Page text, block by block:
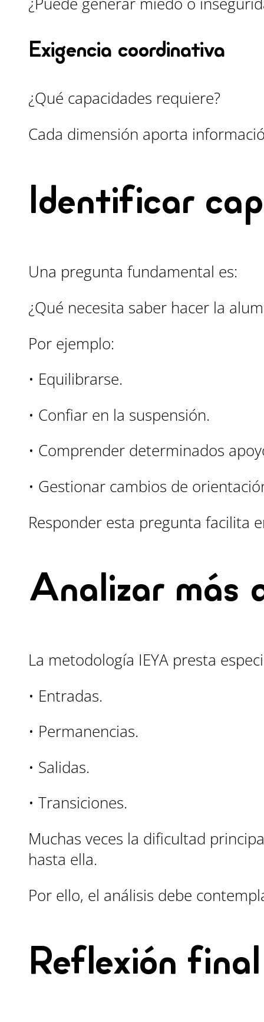
Exigencia coordinativa
¿Qué capacidades requiere?
Cada dimensión aporta
Identificar
Una pregunta fundamental es:
¿Qué necesita saber hacer la
Por ejemplo:
• Equilibrarse.
• Confiar en la suspensión.
• Comprender determinados
• Gestionar cambios de
Responder esta pregunta facilita
Analizar más
La metodología IEYA presta
• Entradas.
• Permanencias.
• Salidas.
• Transiciones.
Muchas veces la dificultad
hasta ella.
Por ello, el análisis debe
Reflexión final